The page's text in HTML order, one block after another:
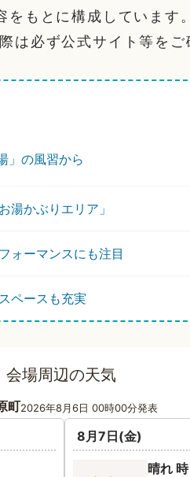
をもとに構成しています
は必ず公式サイト等をご
」の風習から
湯かぶりエリア」
ォーマンスにも注目
ペースも充実
会場周辺の天気
町2026年8月6日 00時00分発表
8月7日(金)
晴れ